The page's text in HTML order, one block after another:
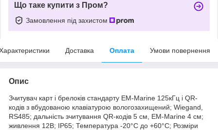
Що таке купити з Пром?
Замовлення під захистом
Доставка Оплата Умови повернення
Опис
Зчитувач карт і брелоків стандарту EM-Marine 125кГц і QR-
кодів з вбудованою клавіатурою вологозахищений; Wiegand,
RS485; дальність зчитування QR-кодів 5 см, EM-Marine 4 см;
живлення 12В; IP65; Температура -20°C до +60°C; Розміри